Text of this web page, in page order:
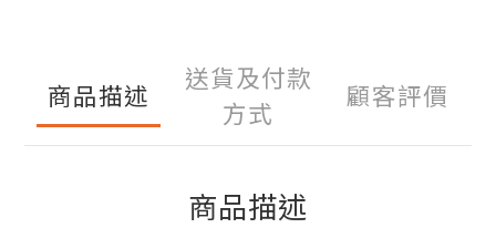
商品描述
送貨及付款
方式
顧客評價
商品描述